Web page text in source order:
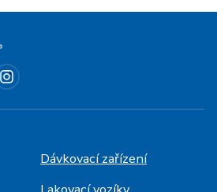
Dávkovací zařízení